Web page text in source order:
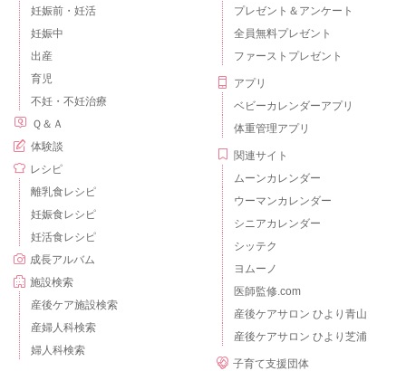
妊娠前・妊活
妊娠中
出産
育児
不妊・不妊治療
Ｑ＆Ａ
体験談
レシピ
離乳食レシピ
妊娠食レシピ
妊活食レシピ
成長アルバム
施設検索
産後ケア施設検索
産婦人科検索
婦人科検索
プレゼント＆アンケート
全員無料プレゼント
ファーストプレゼント
アプリ
ベビーカレンダーアプリ
体重管理アプリ
関連サイト
ムーンカレンダー
ウーマンカレンダー
シニアカレンダー
シッテク
ヨムーノ
医師監修.com
産後ケアサロン ひより青山
産後ケアサロン ひより芝浦
子育て支援団体